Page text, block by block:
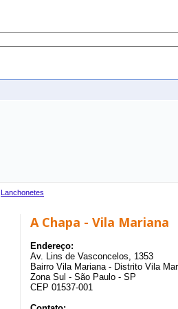
Lanchonetes
A Chapa - Vila Mariana
Endereço:
Av. Lins de Vasconcelos, 1353
Bairro Vila Mariana - Distrito Vila
Zona Sul - São Paulo - SP
CEP 01537-001